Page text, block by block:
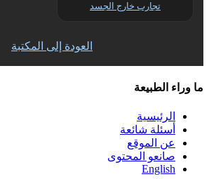
تجارب خارج الجسد
العودة إلى المكتبة
ما وراء الطبيعة
الرئيسية
أسئلة شائعة
عن الموقع
صانعو المحتوى
English